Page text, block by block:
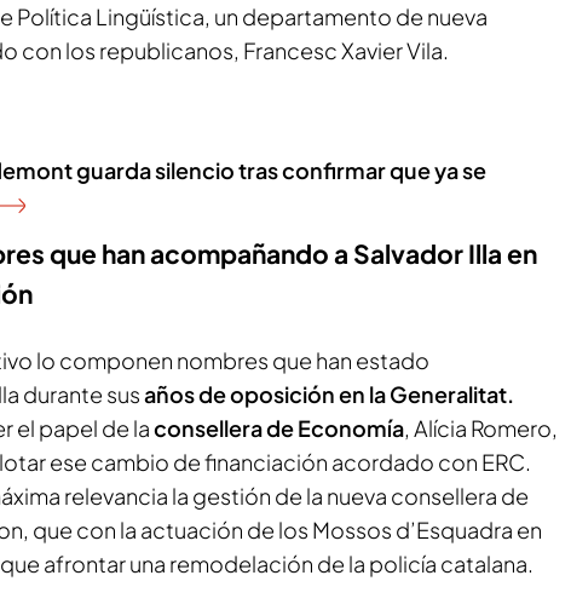
Política Lingüística, un departamento de nueva
con los republicanos, Francesc Xavier Vila.
guarda silencio tras confirmar que ya se
que han acompañando a Salvador Illa en
lo componen nombres que han estado
durante susaños de oposición en la Generalitat.
el papel de laconsellera de Economía, Alícia Romero,
ese cambio de financiación acordado con ERC.
relevancia la gestión de la nueva consellera de
que con la actuación de los Mossos d’Esquadra en
afrontar una remodelación de la policía catalana.